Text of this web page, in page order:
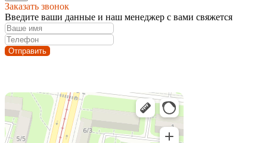
Заказать звонок
Введите ваши данные и наш менеджер с вами свяжется
Отправить